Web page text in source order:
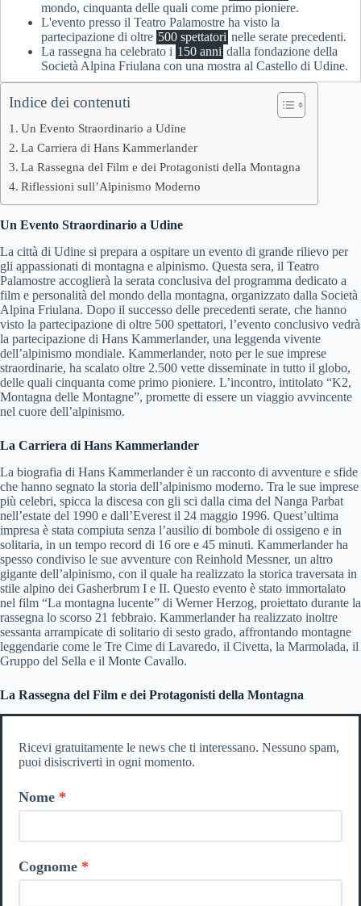
mondo, cinquanta delle quali come primo pioniere.
L'evento presso il Teatro Palamostre ha visto la
partecipazione di oltre 500 spettatori nelle serate precedenti.
La rassegna ha celebrato i 150 anni dalla fondazione della
Società Alpina Friulana con una mostra al Castello di Udine.
Indice dei contenuti
Un Evento Straordinario a Udine
La Carriera di Hans Kammerlander
La Rassegna del Film e dei Protagonisti della Montagna
Riflessioni sull’Alpinismo Moderno
Un Evento Straordinario a Udine
La città di Udine si prepara a ospitare un evento di grande rilievo per
gli appassionati di montagna e alpinismo. Questa sera, il Teatro
Palamostre accoglierà la serata conclusiva del programma dedicato a
film e personalità del mondo della montagna, organizzato dalla Società
Alpina Friulana. Dopo il successo delle precedenti serate, che hanno
visto la partecipazione di oltre 500 spettatori, l’evento conclusivo vedrà
la partecipazione di Hans Kammerlander, una leggenda vivente
dell’alpinismo mondiale. Kammerlander, noto per le sue imprese
straordinarie, ha scalato oltre 2.500 vette disseminate in tutto il globo,
delle quali cinquanta come primo pioniere. L’incontro, intitolato “K2,
Montagna delle Montagne”, promette di essere un viaggio avvincente
nel cuore dell’alpinismo.
La Carriera di Hans Kammerlander
La biografia di Hans Kammerlander è un racconto di avventure e sfide
che hanno segnato la storia dell’alpinismo moderno. Tra le sue imprese
più celebri, spicca la discesa con gli sci dalla cima del Nanga Parbat
nell’estate del 1990 e dall’Everest il 24 maggio 1996. Quest’ultima
impresa è stata compiuta senza l’ausilio di bombole di ossigeno e in
solitaria, in un tempo record di 16 ore e 45 minuti. Kammerlander ha
spesso condiviso le sue avventure con Reinhold Messner, un altro
gigante dell’alpinismo, con il quale ha realizzato la storica traversata in
stile alpino dei Gasherbrum I e II. Questo evento è stato immortalato
nel film “La montagna lucente” di Werner Herzog, proiettato durante la
rassegna lo scorso 21 febbraio. Kammerlander ha realizzato inoltre
sessanta arrampicate di solitario di sesto grado, affrontando montagne
leggendarie come le Tre Cime di Lavaredo, il Civetta, la Marmolada, il
Gruppo del Sella e il Monte Cavallo.
La Rassegna del Film e dei Protagonisti della Montagna
Ricevi gratuitamente le news che ti interessano. Nessuno spam,
puoi disiscriverti in ogni momento.
Nome
Cognome